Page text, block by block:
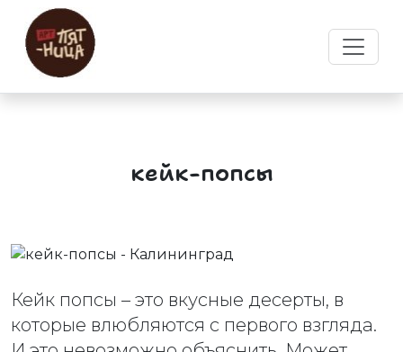
кейк-попсы
Кейк попсы – это вкусные десерты, в
которые влюбляются с первого взгляда.